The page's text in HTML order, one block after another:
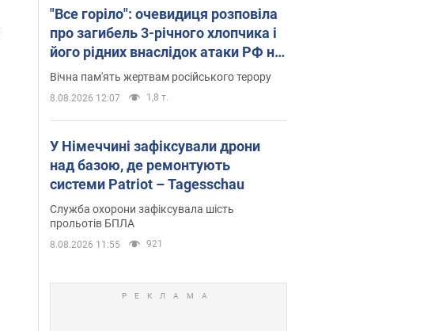
"Все горіло": очевидиця розповіла
про загибель 3-річного хлопчика і
його рідних внаслідок атаки РФ на
Київщину. Відео та фото
Вічна пам'ять жертвам російського терору
8.08.2026 12:07 1,8 т.
У Німеччині зафіксували дрони
над базою, де ремонтують
системи Patriot – Tagesschau
Служба охорони зафіксувала шість
прольотів БПЛА
8.08.2026 11:55 921